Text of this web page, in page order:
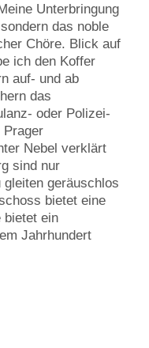
Unterbringung
das noble
Chöre. Blick auf
ich den Koffer
auf- und ab
das
oder Polizei-
Prager
Nebel verklärt
sind nur
geräuschlos
bietet eine
bietet ein
Jahrhundert